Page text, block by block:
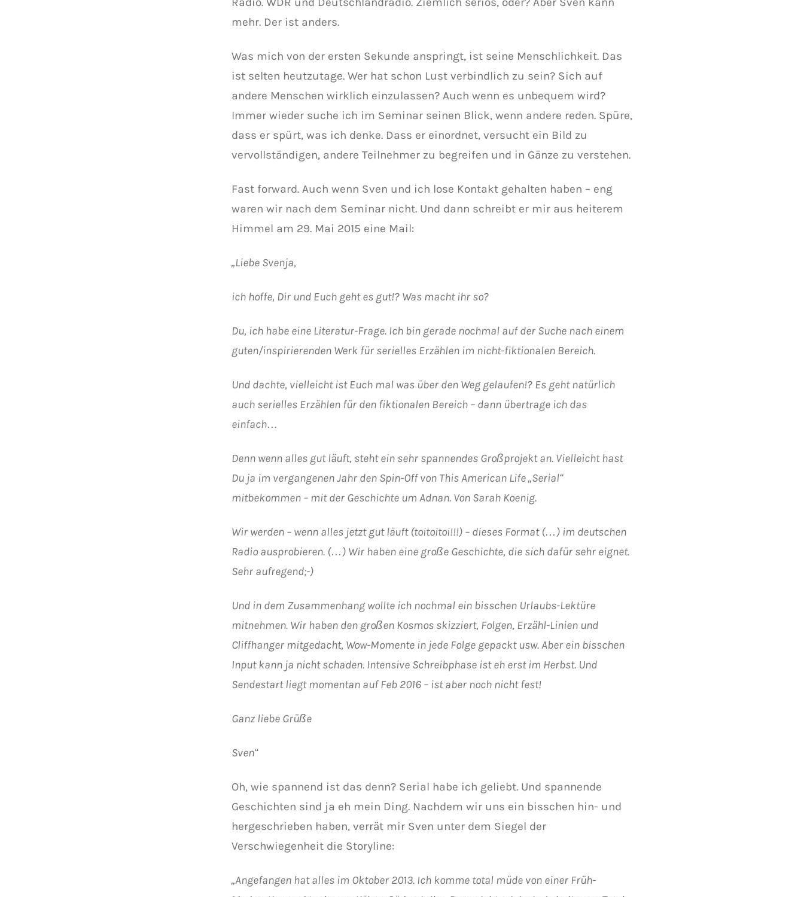
mehr. Der ist anders.
Was mich von der ersten Sekunde anspringt, ist seine Menschlichkeit. Das
ist selten heutzutage. Wer hat schon Lust verbindlich zu sein? Sich auf
andere Menschen wirklich einzulassen? Auch wenn es unbequem wird?
Immer wieder suche ich im Seminar seinen Blick, wenn andere reden. Spüre,
dass er spürt, was ich denke. Dass er einordnet, versucht ein Bild zu
vervollständigen, andere Teilnehmer zu begreifen und in Gänze zu verstehen.
Fast forward. Auch wenn Sven und ich lose Kontakt gehalten haben – eng
waren wir nach dem Seminar nicht. Und dann schreibt er mir aus heiterem
Himmel am 29. Mai 2015 eine Mail:
„Liebe Svenja,
ich hoffe, Dir und Euch geht es gut!? Was macht ihr so?
Du, ich habe eine Literatur-Frage. Ich bin gerade nochmal auf der Suche nach einem
guten/inspirierenden Werk für serielles Erzählen im nicht-fiktionalen Bereich.
Und dachte, vielleicht ist Euch mal was über den Weg gelaufen!? Es geht natürlich
auch serielles Erzählen für den fiktionalen Bereich – dann übertrage ich das
einfach…
Denn wenn alles gut läuft, steht ein sehr spannendes Großprojekt an. Vielleicht hast
Du ja im vergangenen Jahr den Spin-Off von This American Life „Serial“
mitbekommen – mit der Geschichte um Adnan. Von Sarah Koenig.
Wir werden – wenn alles jetzt gut läuft (toitoitoi!!!) – dieses Format (…) im deutschen
Radio ausprobieren. (…) Wir haben eine große Geschichte, die sich dafür sehr eignet.
Sehr aufregend;-)
Und in dem Zusammenhang wollte ich nochmal ein bisschen Urlaubs-Lektüre
mitnehmen. Wir haben den großen Kosmos skizziert, Folgen, Erzähl-Linien und
Cliffhanger mitgedacht, Wow-Momente in jede Folge gepackt usw. Aber ein bisschen
Input kann ja nicht schaden. Intensive Schreibphase ist eh erst im Herbst. Und
Sendestart liegt momentan auf Feb 2016 – ist aber noch nicht fest!
Ganz liebe Grüße
Sven“
Oh, wie spannend ist das denn? Serial habe ich geliebt. Und spannende
Geschichten sind ja eh mein Ding. Nachdem wir uns ein bisschen hin- und
hergeschrieben haben, verrät mir Sven unter dem Siegel der
Verschwiegenheit die Storyline:
„Angefangen hat alles im Oktober 2013. Ich komme total müde von einer Früh-